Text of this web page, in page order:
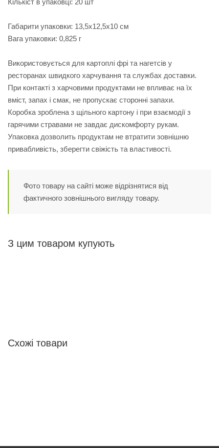
Кількіст в упаковці: 20 шт
Габарити упаковки: 13,5х12,5х10 см
Вага упаковки: 0,825 г
Використовується для картоплі фрі та нагетсів у
ресторанах швидкого харчування та службах доставки.
При контакті з харчовими продуктами не впливає на їх
вміст, запах і смак, не пропускає сторонні запахи.
Коробка зроблена з щільного картону і при взаємодії з
гарячими стравами не завдає дискомфорту рукам.
Упаковка дозволить продуктам не втратити зовнішню
привабливість, зберегти свіжість та властивості.
Фото товару на сайті може відрізнятися від
фактичного зовнішнього вигляду товару.
З цим товаром купують
Схожі товари